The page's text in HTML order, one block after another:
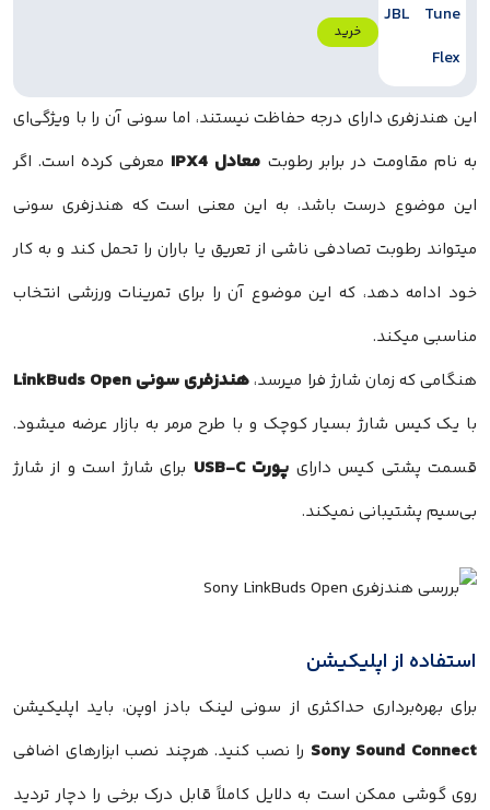
خرید
این هندزفری دارای درجه حفاظت نیستند، اما سونی آن‌ را با ویژگی‌ای
به نام مقاومت در برابر رطوبت معادل IPX4
معرفی کرده است. اگر
این موضوع درست باشد، به این معنی است که هندزفری سونی
میتواند رطوبت تصادفی ناشی از تعریق یا باران را تحمل کند و به کار
خود ادامه دهد، که این موضوع آن را برای تمرینات ورزشی انتخاب
مناسبی میکند.
هنگامی که زمان شارژ فرا میرسد،هندزفری سونی LinkBuds Open
با یک کیس شارژ بسیار کوچک و با طرح مرمر به بازار عرضه میشود.
قسمت پشتی کیس دارای پورت USB-C
برای شارژ است و از شارژ
بی‌سیم پشتیبانی نمیکند.
استفاده از اپلیکیشن
برای بهره‌برداری حداکثری از سونی لینک بادز اوپن، باید اپلیکیشن
Sony Sound Connect را نصب کنید. هرچند نصب ابزارهای اضافی
روی گوشی ممکن است به دلایل کاملاً قابل درک برخی را دچار تردید